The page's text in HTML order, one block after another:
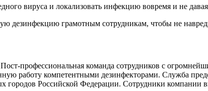
вируса и локализовать инфекцию вовремя и не
дезинфекцию грамотным сотрудникам, чтобы не
профессиональная команда сотрудников с
работу компетентными дезинфекторами. Служба
городов Российской Федерации. Сотрудники